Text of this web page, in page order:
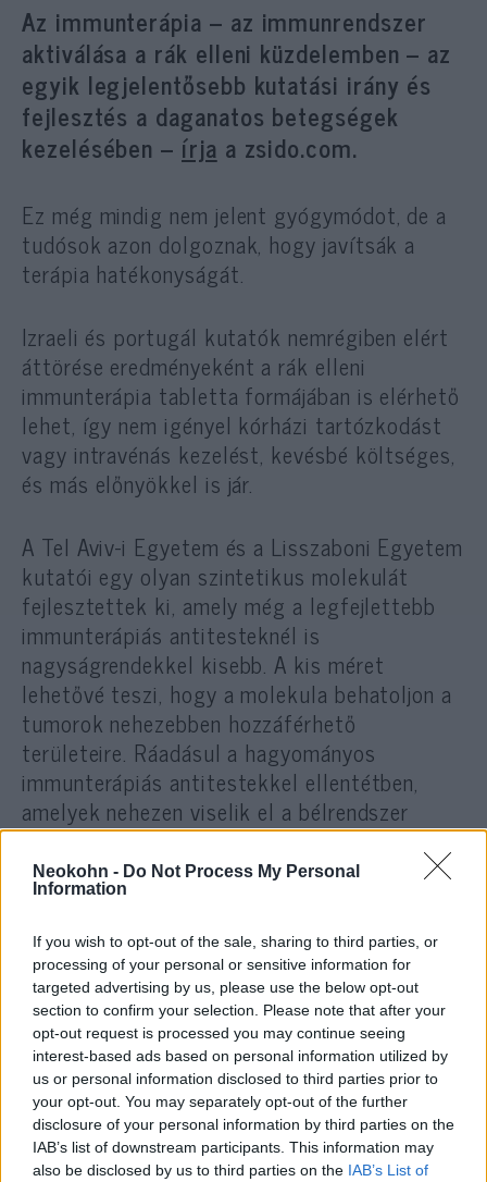
Neokohn - Do Not Process My Personal
Information
If you wish to opt-out of the sale, sharing to third parties, or
processing of your personal or sensitive information for
targeted advertising by us, please use the below opt-out
section to confirm your selection. Please note that after your
opt-out request is processed you may continue seeing
interest-based ads based on personal information utilized by
us or personal information disclosed to third parties prior to
your opt-out. You may separately opt-out of the further
disclosure of your personal information by third parties on the
IAB’s list of downstream participants. This information may
also be disclosed by us to third parties on the IAB’s List of
Az immunterápia – az immunrendszer
aktiválása a rák elleni küzdelemben – az
egyik legjelentősebb kutatási irány és
fejlesztés a daganatos betegségek
kezelésében – írja a zsido.com.
Ez még mindig nem jelent gyógymódot, de a
tudósok azon dolgoznak, hogy javítsák a
terápia hatékonyságát.
Izraeli és portugál kutatók nemrégiben elért
áttörése eredményeként a rák elleni
immunterápia tabletta formájában is elérhető
lehet, így nem igényel kórházi tartózkodást
vagy intravénás kezelést, kevésbé költséges,
és más előnyökkel is jár.
A Tel Aviv-i Egyetem és a Lisszaboni Egyetem
kutatói egy olyan szintetikus molekulát
fejlesztettek ki, amely még a legfejlettebb
immunterápiás antitesteknél is
nagyságrendekkel kisebb. A kis méret
lehetővé teszi, hogy a molekula behatoljon a
tumorok nehezebben hozzáférhető
területeire. Ráadásul a hagyományos
immunterápiás antitestekkel ellentétben,
amelyek nehezen viselik el a bélrendszer
durva savasságát, az új molekulákat
kifejezetten úgy tervezték, hogy ellenállóak
legyenek ebben a környezetben.
A kis szintetikus molekulákat sokkal olcsóbb
lenne nagy mennyiségben előállítani, mint a
mai biológiai alapú gyógyszereket, ez
lehetővé tenné, hogy sokkal több ember
számára legyen elérhető. A csapat egyelőre
csak laboratóriumi körülmények között
tesztelt, a humán kipróbálás még előttük
van.